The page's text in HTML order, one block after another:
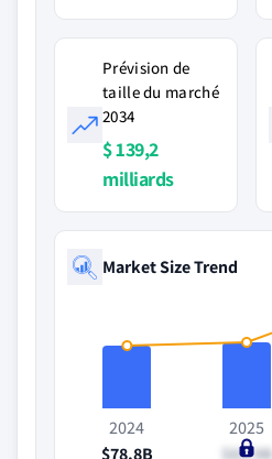
Prévision de
taille du marché
2034
$ 139,2
milliards
Market Size Trend
2024
$78.8B
2025
$83.9B